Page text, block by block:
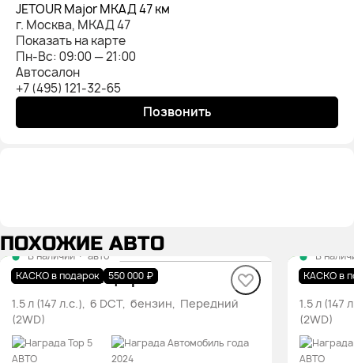
JETOUR Major МКАД 47 км
г. Москва, МКАД 47
Показать на карте
Пн-Вс: 09:00 — 21:00
Автосалон
+7 (495) 121-32-65
Позвонить
ПОХОЖИЕ АВТО
КАСКО в подарок 550 000 ₽
В наличии · авто
DASHING Комфорт
1.5 л (147 л.с.), 6 DCT, бензин, Передний
(2WD)
КАСКО в
В
1.5 л
(2WD)